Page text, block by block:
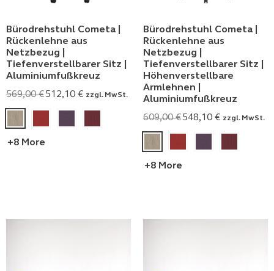
Bürodrehstuhl Cometa |
Rückenlehne aus
Netzbezug |
Tiefenverstellbarer Sitz |
Aluminiumfußkreuz
569,00€512,10 € zzgl. MwSt.
+8 More
Bürodrehstuhl Cometa |
Rückenlehne aus
Netzbezug |
Tiefenverstellbarer Sitz |
Höhenverstellbare
Armlehnen |
Aluminiumfußkreuz
609,00€548,10 € zzgl. MwSt.
+8 More